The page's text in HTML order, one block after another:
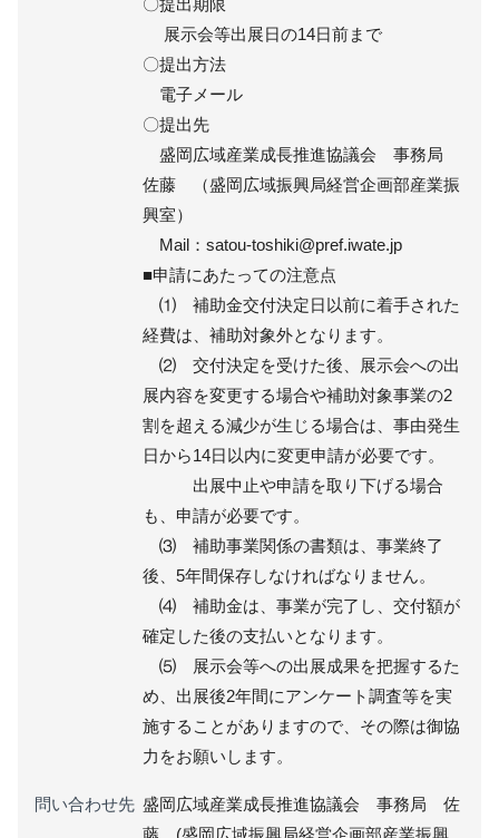
展示会等出展日の14日前まで
〇提出方法
電子メール
〇提出先
盛岡広域産業成長推進協議会 事務局
佐藤 （盛岡広域振興局経営企画部産業振
興室）
Mail：satou-toshiki@pref.iwate.jp
■申請にあたっての注意点
⑴ 補助金交付決定日以前に着手された
経費は、補助対象外となります。
⑵ 交付決定を受けた後、展示会への出
展内容を変更する場合や補助対象事業の2
割を超える減少が生じる場合は、事由発生
日から14日以内に変更申請が必要です。
出展中止や申請を取り下げる場合
も、申請が必要です。
⑶ 補助事業関係の書類は、事業終了
後、5年間保存しなければなりません。
⑷ 補助金は、事業が完了し、交付額が
確定した後の支払いとなります。
⑸ 展示会等への出展成果を把握するた
め、出展後2年間にアンケート調査等を実
施することがありますので、その際は御協
力をお願いします。
問い合わせ先 盛岡広域産業成長推進協議会 事務局 佐
藤 (盛岡広域振興局経営企画部産業振興